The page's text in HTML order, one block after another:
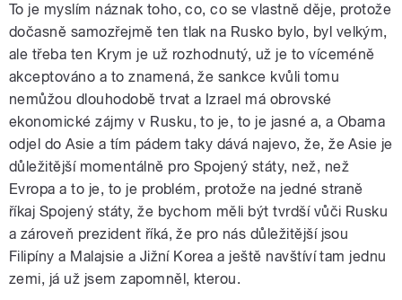
To je myslím náznak toho, co, co se vlastně děje, protože
dočasně samozřejmě ten tlak na Rusko bylo, byl velkým,
ale třeba ten Krym je už rozhodnutý, už je to víceméně
akceptováno a to znamená, že sankce kvůli tomu
nemůžou dlouhodobě trvat a Izrael má obrovské
ekonomické zájmy v Rusku, to je, to je jasné a, a Obama
odjel do Asie a tím pádem taky dává najevo, že, že Asie je
důležitější momentálně pro Spojený státy, než, než
Evropa a to je, to je problém, protože na jedné straně
říkaj Spojený státy, že bychom měli být tvrdší vůči Rusku
a zároveň prezident říká, že pro nás důležitější jsou
Filipíny a Malajsie a Jižní Korea a ještě navštíví tam jednu
zemi, já už jsem zapomněl, kterou.